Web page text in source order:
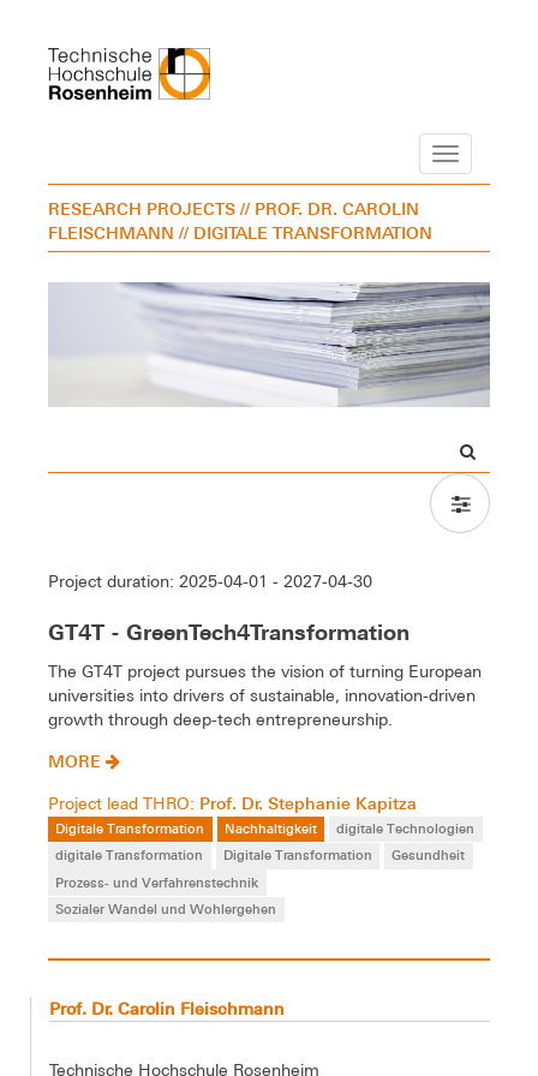
Navigation
RESEARCH PROJECTS // PROF. DR. CAROLIN
FLEISCHMANN // DIGITALE TRANSFORMATION
Project duration: 2025-04-01 - 2027-04-30
GT4T - GreenTech4Transformation
The GT4T project pursues the vision of turning European
universities into drivers of sustainable, innovation-driven
growth through deep-tech entrepreneurship.
MORE
Project lead THRO: Prof. Dr. Stephanie Kapitza
Digitale Transformation Nachhaltigkeit
digitale Technologien
digitale Transformation
Digitale Transformation
Gesundheit
Prozess- und Verfahrenstechnik
Sozialer Wandel und Wohlergehen
Prof. Dr. Carolin Fleischmann
Technische Hochschule Rosenheim